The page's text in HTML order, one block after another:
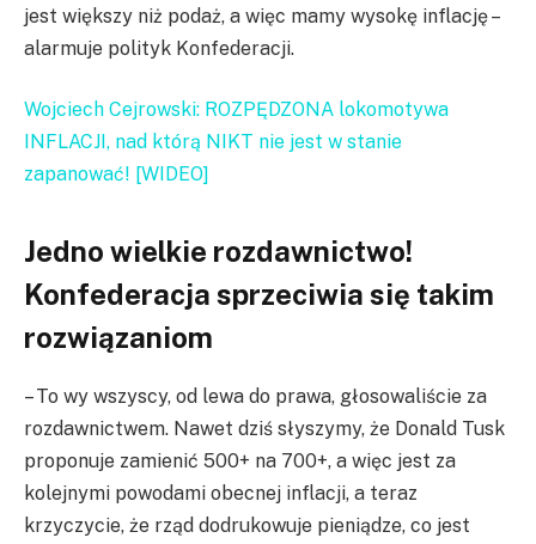
jest większy niż podaż, a więc mamy wysokę inflację –
alarmuje polityk Konfederacji.
Wojciech Cejrowski: ROZPĘDZONA lokomotywa
INFLACJI, nad którą NIKT nie jest w stanie
zapanować! [WIDEO]
Jedno wielkie rozdawnictwo!
Konfederacja sprzeciwia się takim
rozwiązaniom
– To wy wszyscy, od lewa do prawa, głosowaliście za
rozdawnictwem. Nawet dziś słyszymy, że Donald Tusk
proponuje zamienić 500+ na 700+, a więc jest za
kolejnymi powodami obecnej inflacji, a teraz
krzyczycie, że rząd dodrukowuje pieniądze, co jest